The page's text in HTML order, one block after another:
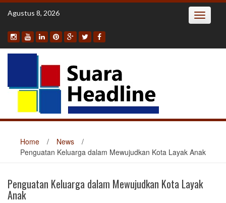
Skip
Agustus 8, 2026 Toggle
Home / News
/
Penguatan Keluarga dalam Mewujudkan Kota Layak Anak
Penguatan Keluarga dalam Mewujudkan Kota Layak
Anak